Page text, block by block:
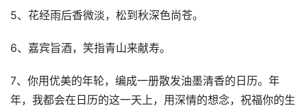
5、花经雨后香微淡，松到秋深色尚苍。
6、嘉宾旨酒，笑指青山来献寿。
7、你用优美的年轮，编成一册散发油墨清香的日历。年
年，我都会在日历的这一天上，用深情的想念，祝福你的生